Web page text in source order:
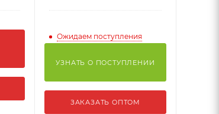
Ожидаем поступления
УЗНАТЬ О ПОСТУПЛЕНИИ
ЗАКАЗАТЬ ОПТОМ